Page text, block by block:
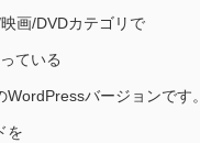
画/DVDカテゴリで
ている
WordPressバージョンです。
を